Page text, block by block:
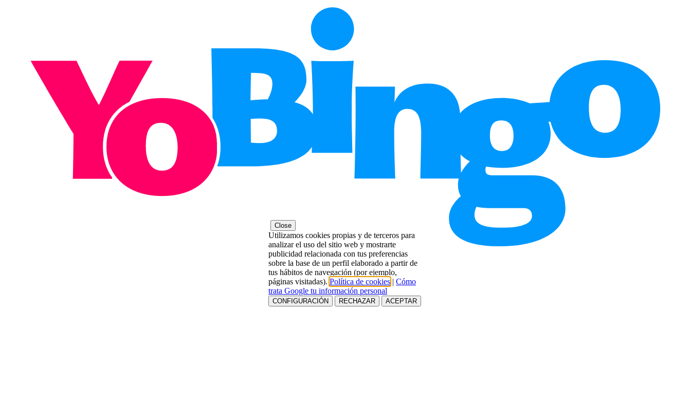
Close
Utilizamos cookies propias y de terceros para
analizar el uso del sitio web y mostrarte
publicidad relacionada con tus preferencias
sobre la base de un perfil elaborado a partir de
tus hábitos de navegación (por ejemplo,
páginas visitadas). Política de cookies | Cómo
trata Google tu información personal
CONFIGURACIÓN RECHAZAR ACEPTAR